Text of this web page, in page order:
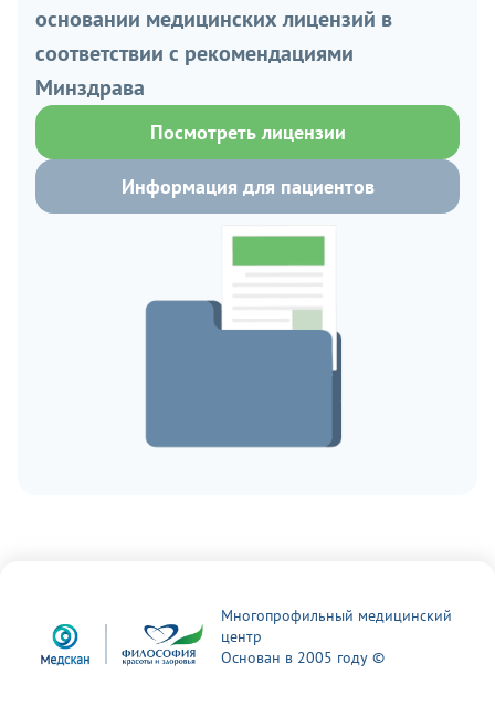
основании медицинских лицензий в
соответствии с рекомендациями
Минздрава
Посмотреть лицензии
Информация для пациентов
Многопрофильный медицинский
центр
Основан в 2005 году ©